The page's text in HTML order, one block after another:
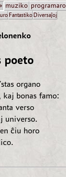
muziko programaro
Fantastiko Diversaĵoj
poeto
organo
bonas famo:
verso
universo.
ĉiu horo